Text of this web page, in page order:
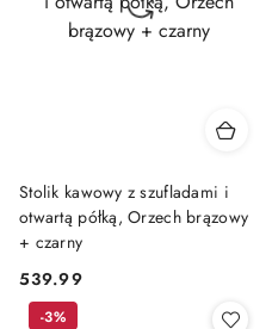
Stolik kawowy z szufladami i
otwartą półką, Orzech brązowy
+ czarny
Cena:
539.99
-3%